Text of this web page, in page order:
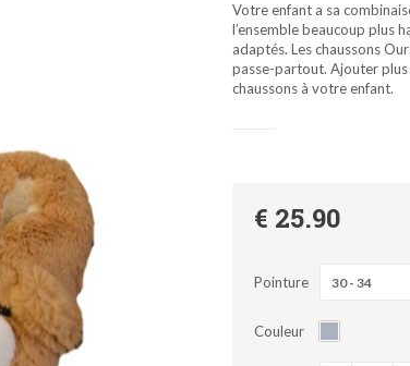
Votre enfant a sa
l’ensemble beaucoup plus
adaptés. Les chaussons
passe-partout. Ajouter plus
chaussons à votre enfant.
€ 25.90
Pointure 30 - 34
Couleur